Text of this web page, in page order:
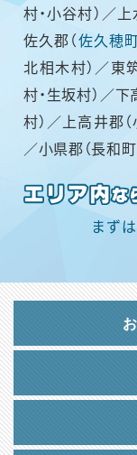
村・小谷村）／
佐久郡（佐久穂
北相木村）／東
村・生坂村）／
村）／上高井郡
／小県郡（長和町
まず